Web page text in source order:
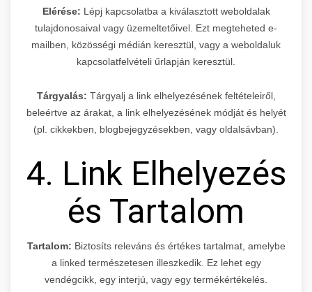
Elérése: Lépj kapcsolatba a kiválasztott weboldalak
tulajdonosaival vagy üzemeltetőivel. Ezt megteheted e-
mailben, közösségi médián keresztül, vagy a weboldaluk
kapcsolatfelvételi űrlapján keresztül.
Tárgyalás: Tárgyalj a link elhelyezésének feltételeiről,
beleértve az árakat, a link elhelyezésének módját és helyét
(pl. cikkekben, blogbejegyzésekben, vagy oldalsávban).
4. Link Elhelyezés
és Tartalom
Tartalom: Biztosíts releváns és értékes tartalmat, amelybe
a linked természetesen illeszkedik. Ez lehet egy
vendégcikk, egy interjú, vagy egy termékértékelés.